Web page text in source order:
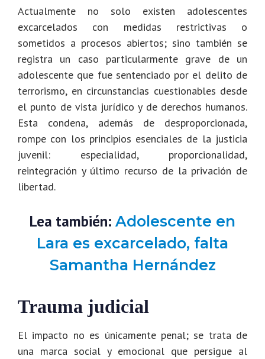
Actualmente no solo existen adolescentes
excarcelados con medidas restrictivas o
sometidos a procesos abiertos; sino también se
registra un caso particularmente grave de un
adolescente que fue sentenciado por el delito de
terrorismo, en circunstancias cuestionables desde
el punto de vista jurídico y de derechos humanos.
Esta condena, además de desproporcionada,
rompe con los principios esenciales de la justicia
juvenil: especialidad, proporcionalidad,
reintegración y último recurso de la privación de
libertad.
Lea también: Adolescente en
Lara es excarcelado, falta
Samantha Hernández
Trauma judicial
El impacto no es únicamente penal; se trata de
una marca social y emocional que persigue al